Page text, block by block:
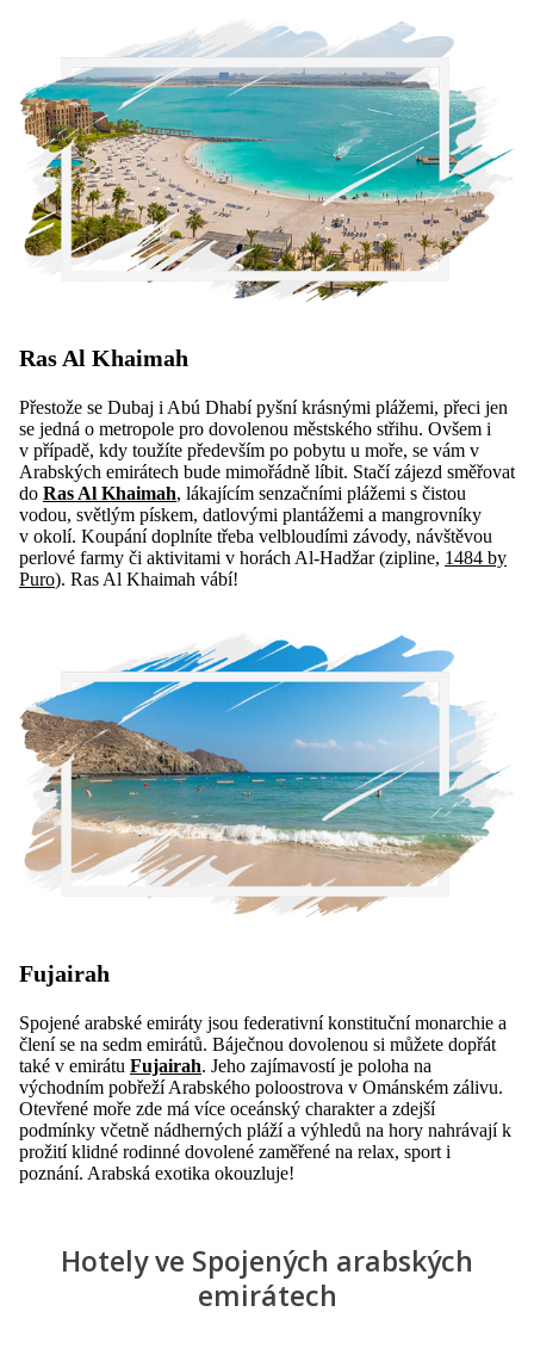
Ras Al Khaimah
Přestože se Dubaj i Abú Dhabí pyšní krásnými plážemi, přeci jen
se jedná o metropole pro dovolenou městského střihu. Ovšem i
v případě, kdy toužíte především po pobytu u moře, se vám v
Arabských emirátech bude mimořádně líbit. Stačí zájezd směřovat
do Ras Al Khaimah, lákajícím senzačními plážemi s čistou
vodou, světlým pískem, datlovými plantážemi a mangrovníky
v okolí. Koupání doplníte třeba velbloudími závody, návštěvou
perlové farmy či aktivitami v horách Al-Hadžar (zipline, 1484 by
Puro). Ras Al Khaimah vábí!
Fujairah
Spojené arabské emiráty jsou federativní konstituční monarchie a
člení se na sedm emirátů. Báječnou dovolenou si můžete dopřát
také v emirátu Fujairah. Jeho zajímavostí je poloha na
východním pobřeží Arabského poloostrova v Ománském zálivu.
Otevřené moře zde má více oceánský charakter a zdejší
podmínky včetně nádherných pláží a výhledů na hory nahrávají k
prožití klidné rodinné dovolené zaměřené na relax, sport i
poznání. Arabská exotika okouzluje!
Hotely ve Spojených arabských
emirátech